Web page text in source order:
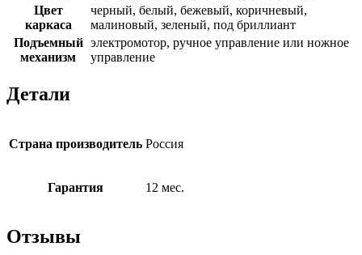
Цвет
каркаса
черный, белый, бежевый, коричневый,
малиновый, зеленый, под бриллиант
Подъемный
механизм
электромотор, ручное управление или ножное
управление
Детали
Страна производитель Россия
Гарантия 12 мес.
Отзывы